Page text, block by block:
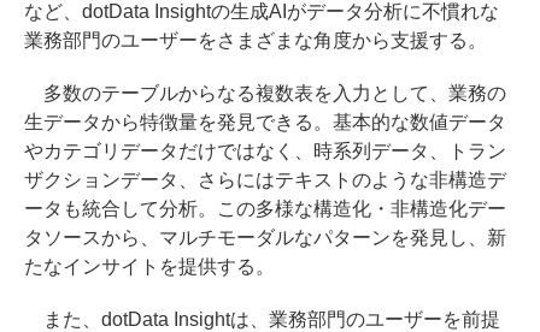
など、dotData Insightの生成AIがデータ分析に不慣れな
業務部門のユーザーをさまざまな角度から支援する。
多数のテーブルからなる複数表を入力として、業務の
生データから特徴量を発見できる。基本的な数値データ
やカテゴリデータだけではなく、時系列データ、トラン
ザクションデータ、さらにはテキストのような非構造デ
ータも統合して分析。この多様な構造化・非構造化デー
タソースから、マルチモーダルなパターンを発見し、新
たなインサイトを提供する。
また、dotData Insightは、業務部門のユーザーを前提